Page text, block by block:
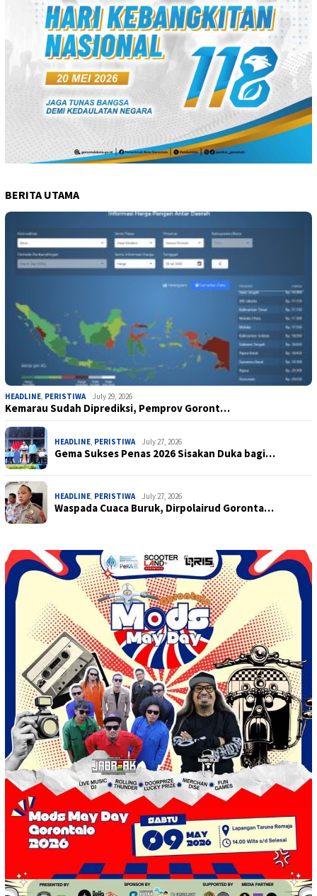
BERITA UTAMA
HEADLINE, PERISTIWA July 29, 2026
Kemarau Sudah Diprediksi, Pemprov Goront…
HEADLINE, PERISTIWA July 27, 2026
Gema Sukses Penas 2026 Sisakan Duka bagi…
HEADLINE, PERISTIWA July 27, 2026
Waspada Cuaca Buruk, Dirpolairud Goronta…